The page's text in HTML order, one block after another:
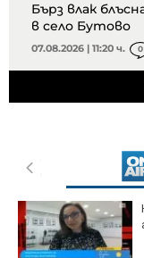
Бърз влак
в село Бутово
07.08.2026 | 11:20 ч. 0